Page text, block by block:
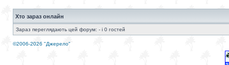
Хто зараз онлайн
Зараз переглядають цей форум: - і 0 гостей
©2006-2026 "Джерело"